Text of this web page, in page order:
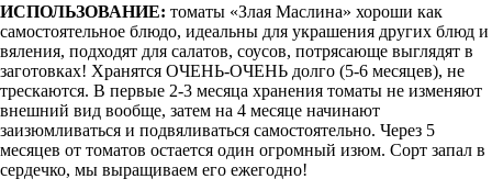
ИСПОЛЬЗОВАНИЕ: томаты «Злая Маслина» хороши как
самостоятельное блюдо, идеальны для украшения других блюд и
вяления, подходят для салатов, соусов, потрясающе выглядят в
заготовках! Хранятся ОЧЕНЬ-ОЧЕНЬ долго (5-6 месяцев), не
трескаются. В первые 2-3 месяца хранения томаты не изменяют
внешний вид вообще, затем на 4 месяце начинают
заизюмливаться и подвяливаться самостоятельно. Через 5
месяцев от томатов остается один огромный изюм. Сорт запал в
сердечко, мы выращиваем его ежегодно!